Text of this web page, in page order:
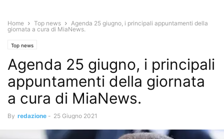
Home Top news
Agenda 25 giugno, i principali appuntamenti della
giornata a cura di MiaNews.
Top news
Agenda 25 giugno, i principali
appuntamenti della giornata
a cura di MiaNews.
By redazione - 25 Giugno 2021